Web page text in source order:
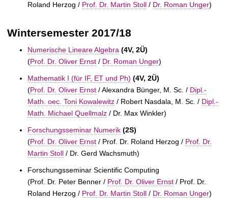
Roland Herzog / Prof. Dr. Martin Stoll / Dr. Roman Unger)
Wintersemester 2017/18
Numerische Lineare Algebra (4V, 2Ü)
(Prof. Dr. Oliver Ernst / Dr. Roman Unger)
Mathematik I (für IF, ET und Ph) (4V, 2Ü)
(Prof. Dr. Oliver Ernst / Alexandra Bünger, M. Sc. / Dipl.-
Math. oec. Toni Kowalewitz / Robert Nasdala, M. Sc. / Dipl.-
Math. Michael Quellmalz / Dr. Max Winkler)
Forschungsseminar Numerik (2S)
(Prof. Dr. Oliver Ernst / Prof. Dr. Roland Herzog / Prof. Dr.
Martin Stoll / Dr. Gerd Wachsmuth)
Forschungsseminar Scientific Computing
(Prof. Dr. Peter Benner / Prof. Dr. Oliver Ernst / Prof. Dr.
Roland Herzog / Prof. Dr. Martin Stoll / Dr. Roman Unger)